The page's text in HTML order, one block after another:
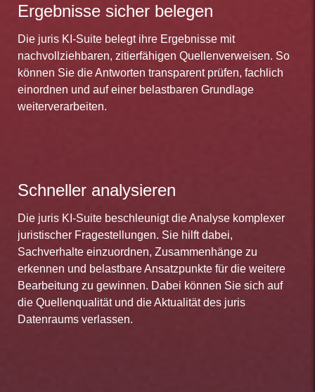
Ergebnisse sicher belegen
Die juris KI-Suite belegt ihre Ergebnisse mit
nachvollziehbaren, zitierfähigen Quellenverweisen. So
können Sie die Antworten transparent prüfen, fachlich
einordnen und auf einer belastbaren Grundlage
weiterverarbeiten.
Schneller analysieren
Die juris KI-Suite beschleunigt die Analyse komplexer
juristischer Fragestellungen. Sie hilft dabei,
Sachverhalte einzuordnen, Zusammenhänge zu
erkennen und belastbare Ansatzpunkte für die weitere
Bearbeitung zu gewinnen. Dabei können Sie sich auf
die Quellenqualität und die Aktualität des juris
Datenraums verlassen.